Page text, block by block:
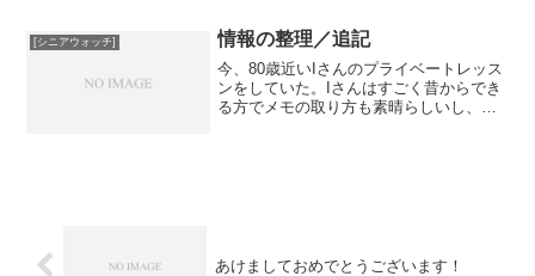
くで「うちの娘は嫁に行っ...
[シニアウォッチ] 情報の整理／追記
今、80歳近いIさんのプライベートレッス
ンをしていた。Iさんはすごく昔からでき
る方でメモの取り方も素晴らしいし、復
あけましておめでとうございます！